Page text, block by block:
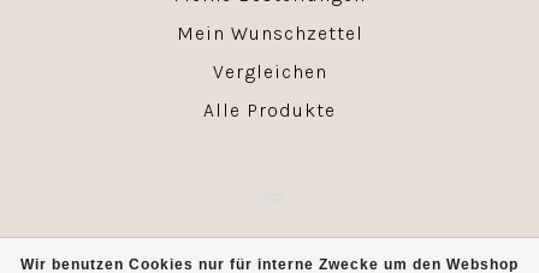
Wir benutzen Cookies nur für interne Zwecke um den Webshop
Mein Wunschzettel
Vergleichen
Alle Produkte
© Copyright 2026 - Powered byLightspeed- Theme by